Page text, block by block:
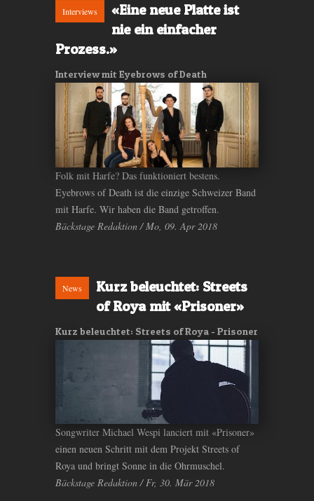
Interviews
«Eine neue Platte ist
nie ein einfacher
Prozess.»
Interview mit Eyebrows of Death
Folk mit Harfe? Das funktioniert bestens.
Eyebrows of Death ist die einzige Schweizer Band
mit Harfe. Wir haben die Band getroffen.
Bäckstage Redaktion / Mo, 09. Apr 2018
News
Kurz beleuchtet: Streets
of Roya mit «Prisoner»
Kurz beleuchtet: Streets of Roya - Prisoner
Songwriter Michael Wespi lanciert mit «Prisoner»
einen neuen Schritt mit dem Projekt Streets of
Roya und bringt Sonne in die Ohrmuschel.
Bäckstage Redaktion / Fr, 30. Mär 2018